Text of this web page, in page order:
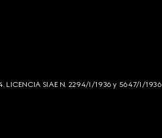
LICENCIA SIAE N. 2294/I/1936 y 5647/I/1936